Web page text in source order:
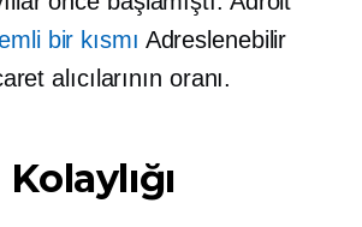
bir kısmı Adreslenebilir
alıcılarının oranı.